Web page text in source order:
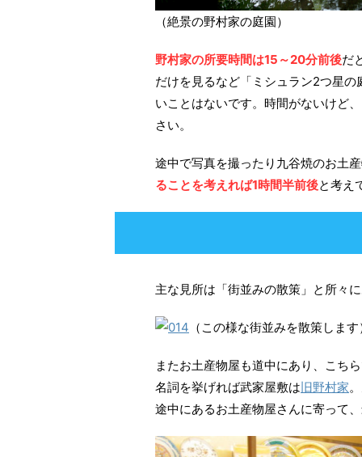
（絶景の野村家の庭園）
野村家の所要時間は15～20分前後だ
だけを見るなど「ミシュラン2つ星
いことはないです。時間がないけど
さい。
途中で写真を撮ったり九谷焼のお土
ることを考えれば1時間半前後と考え
主な見所は「街並みの散策」と所々
（この様な街並みを散策します
またお土産物屋も道中にあり、こち
名詞を挙げれば武家屋敷は 旧野村家
途中にあるお土産物屋さんに寄って